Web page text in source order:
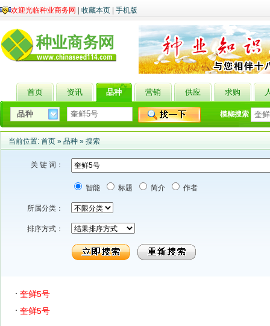
欢迎光临种业商务网 收藏本页 手机版
首页 资讯 品种 营销 供应 求购
模糊搜索
当前位置: 首页 » 品种 » 搜索
关 键 词：
智能 标题 简介 作者
所属分类：
排序方式：
奎鲜5号
奎鲜5号